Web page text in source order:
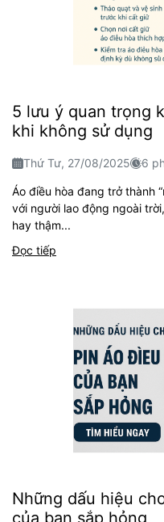
5 lưu ý quan trọng
khi không sử dụng
Thứ Tư, 27/08/2025 6
Áo điều hòa đang trở thành
với người lao động ngoài
hay thậm...
Đọc tiếp
Những dấu hiệu
của bạn sắp hỏng